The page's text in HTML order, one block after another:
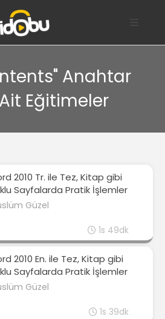
Anahtar
Eğitimeler
2010 Tr. ile Tez, Kitap gibi
Sayfalarda Pratik İşlemler
Güzel
1s 49dk
2010 En. ile Tez, Kitap gibi
Sayfalarda Pratik İşlemler
Güzel
1s 39dk